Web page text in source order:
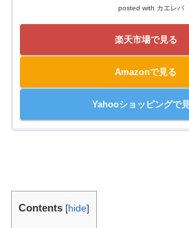
posted with カエレバ
楽天市場で見る
Amazonで見る
Yahooショッピングで
Contents [hide]